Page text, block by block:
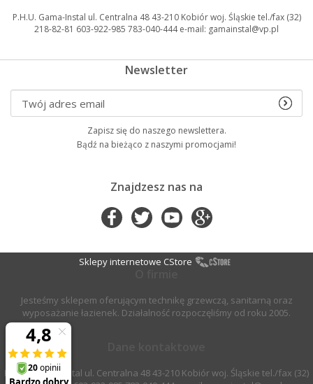
P.H.U. Gama-Instal ul. Centralna 48 43-210 Kobiór woj. Śląskie tel./fax (32)
218-82-81 603-922-985 783-040-444 e-mail: gamainstal@vp.pl
Newsletter
Zapisz się do naszego newslettera.
Bądź na bieżąco z naszymi promocjami!
Znajdzesz nas na
Sklepy internetowe CStore
Jesteśmy sklepem oferującym technikę grzewczą, sanitarną oraz
wyposażanie łazienek. Działalność rozpoczęliśmy od roku 2005.
P.H.U. Gama-Instal ul. Centralna 48 43-210 Kobiór woj. Śląskie tel./fax (32)